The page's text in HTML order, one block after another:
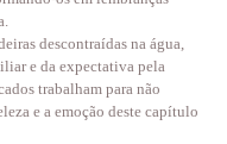
descontraídas na água,
e da expectativa pela
trabalham para não
e a emoção deste capítulo